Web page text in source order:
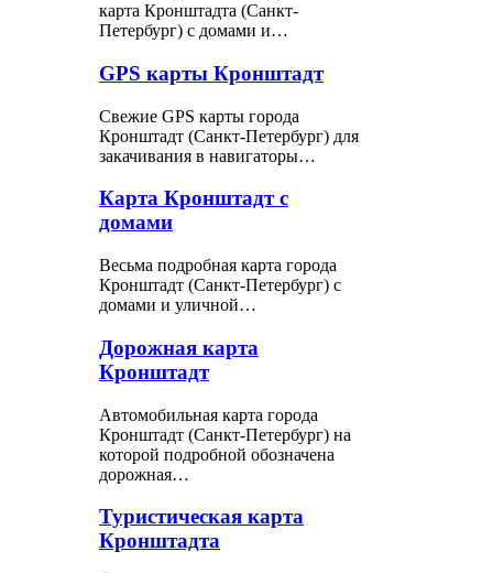
карта Кронштадта (Санкт-
Петербург) с домами и…
GPS карты Кронштадт
Свежие GPS карты города
Кронштадт (Санкт-Петербург) для
закачивания в навигаторы…
Карта Кронштадт с
домами
Весьма подробная карта города
Кронштадт (Санкт-Петербург) с
домами и уличной…
Дорожная карта
Кронштадт
Автомобильная карта города
Кронштадт (Санкт-Петербург) на
которой подробной обозначена
дорожная…
Туристическая карта
Кронштадта